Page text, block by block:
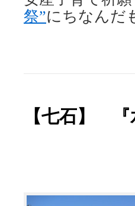
祭”にちなんだ
【七石】